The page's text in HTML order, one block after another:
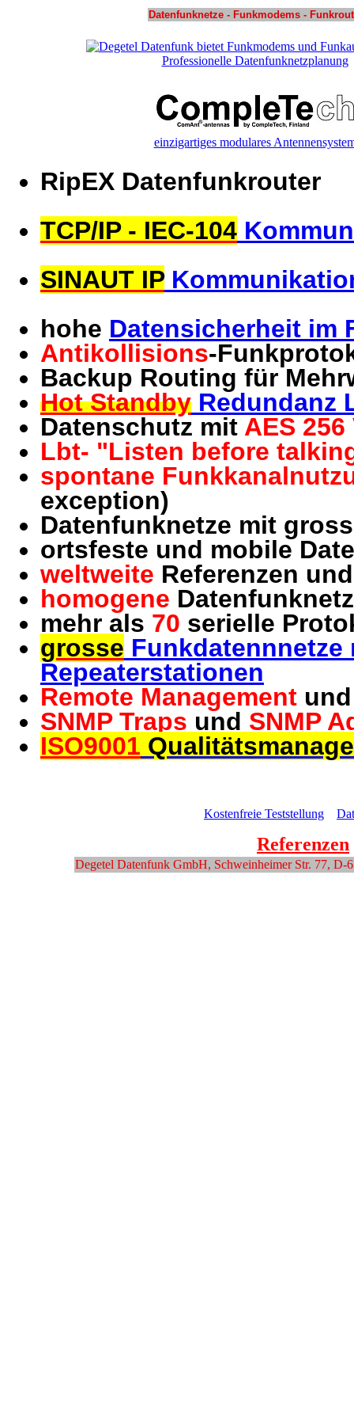
Datenfunknetze - Funkmodems -
Professionelle Datenfunknetzplanung
einzigartiges modulares
RipEX Datenfunkrouter
TCP/IP - IEC-104
SINAUT IP
hohe Datensicherheit im
Antikollisions-
Backup Routing für
Hot Standby Redundanz
Datenschutz mit AES
Lbt- "Listen before
spontane
exception)
Datenfunknetze mit
ortsfeste und mobile
weltweite Referenzen
homogene
mehr als 70 serielle
grosse
Repeaterstationen
Remote Management
SNMP Traps und SNMP
ISO9001
Kostenfreie Teststellung
Referenzen
Degetel Datenfunk GmbH, Schweinheimer Str. 77,